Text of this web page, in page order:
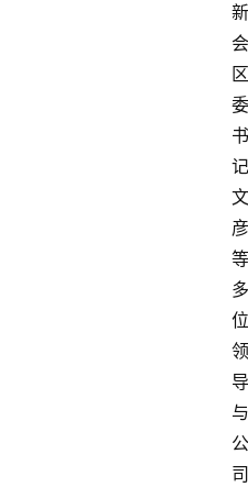
新
会
区
委
书
记
文
彦
等
多
位
领
导
与
公
司